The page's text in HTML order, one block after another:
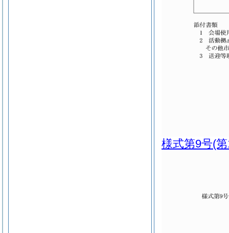
様式第9号(